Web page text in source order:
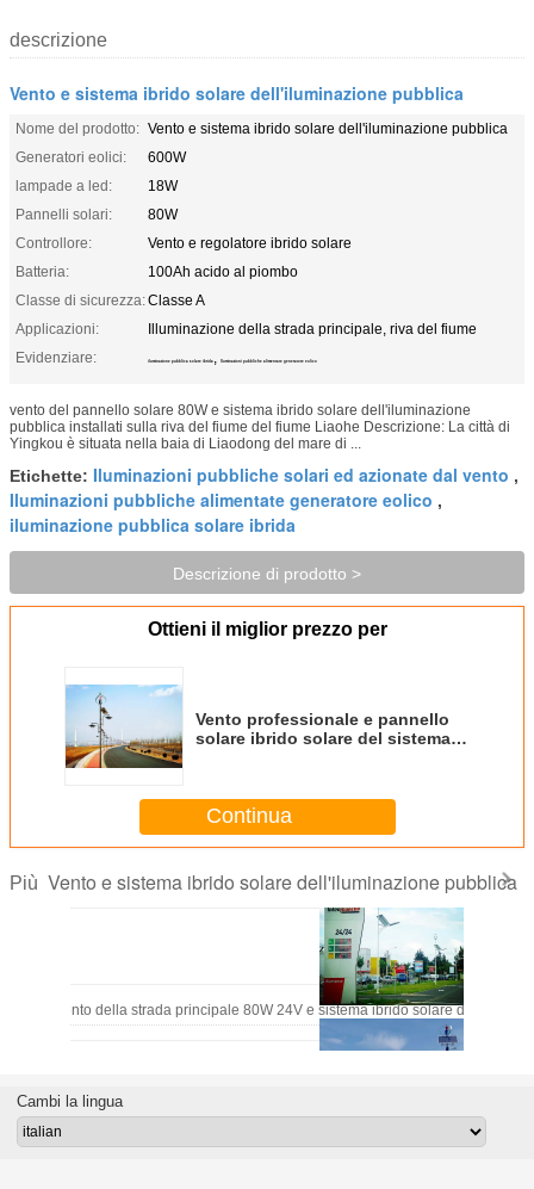
descrizione
Vento e sistema ibrido solare dell'iluminazione pubblica
Nome del prodotto: Vento e sistema ibrido solare dell'iluminazione pubblica
Generatori eolici:
600W
lampade a led:
18W
Pannelli solari:
80W
Controllore:
Vento e regolatore ibrido solare
Batteria:
100Ah acido al piombo
Classe di sicurezza:Classe A
Applicazioni:
Illuminazione della strada principale, riva del fiume
Evidenziare:
iluminazione pubblica solare ibrida , Iluminazioni pubbliche alimentate generatore eolico
vento del pannello solare 80W e sistema ibrido solare dell'iluminazione
pubblica installati sulla riva del fiume del fiume Liaohe Descrizione: La città di
Yingkou è situata nella baia di Liaodong del mare di ...
Etichette: Iluminazioni pubbliche solari ed azionate dal vento ,
Iluminazioni pubbliche alimentate generatore eolico ,
iluminazione pubblica solare ibrida
Descrizione di prodotto >
Ottieni il miglior prezzo per
Vento professionale e pannello
solare ibrido solare del sistema
Continua
Più Vento e sistema ibrido solare dell'iluminazione pubblica
Vento della strada principale 80W 24V e sistema ibrido solare
Emissioni di carbonio zero economizzarici d'energia delle iluminazioni
Cambi la lingua